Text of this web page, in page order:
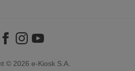
© 2026 e-Kiosk S.A.